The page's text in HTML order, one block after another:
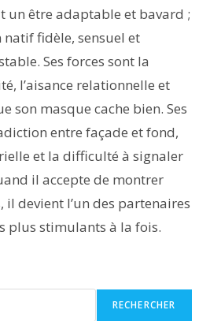
un être adaptable et bavard ;
natif fidèle, sensuel et
Ses forces sont la
l’aisance relationnelle et
son masque cache bien. Ses
entre façade et fond,
et la difficulté à signaler
il accepte de montrer
il devient l’un des partenaires
plus stimulants à la fois.
RECHERCHER